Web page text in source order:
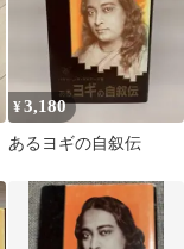
¥3,180
あるヨギの自叙伝